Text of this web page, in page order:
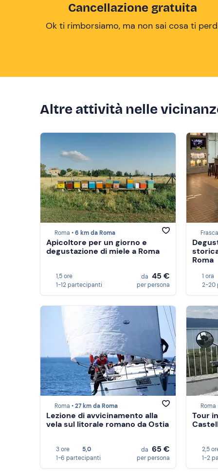
Cancellazione gratuita
Ok ti rimborsiamo, ma non sai cosa ti
Altre attività nelle
Roma •6 km da Roma
Apicoltore per un giorno e
degustazione di miele a Roma
1,5 ore
1-12 partecipanti
da 45 €
per persona
Roma
1 ora
2-20
Roma •27 km da Roma
Lezione di avvicinamento alla
vela sul litorale romano da Ostia
3 ore
5,0
1-6 partecipanti
da 65 €
per persona
Roma
Tour
2,5
1-2